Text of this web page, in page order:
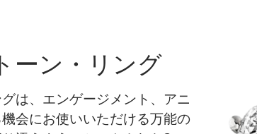
ーン・リング
は、エンゲージメント、アニ
会にお使いいただける万能の